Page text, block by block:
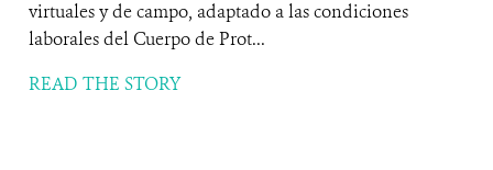
virtuales y de campo, adaptado a las condiciones
laborales del Cuerpo de Prot...
READ THE STORY